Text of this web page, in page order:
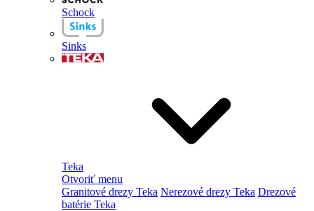
Schock
Sinks
Teka
Otvoriť menu
Granitové drezy Teka Nerezové drezy Teka Drezové
batérie Teka